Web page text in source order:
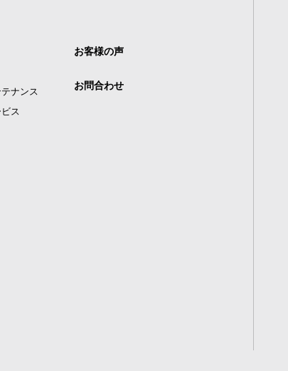
ナンス
ス
お客様の声
お問合わせ